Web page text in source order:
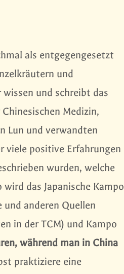
als entgegengesetzt
und
und schreibt das
Medizin,
Lun und verwandten
viele positive Erfahrungen
wurden, welche
das Japanische Kampo
und anderen Quellen
in der TCM) und Kampo
während man in China
praktiziere eine